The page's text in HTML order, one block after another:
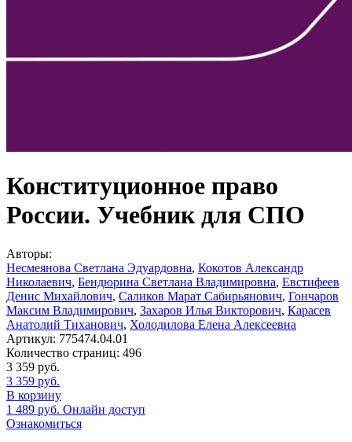
Конституционное право
России. Учебник для СПО
Авторы:
Несмеянова Светлана Эдуардовна, Кокотов Александр
Николаевич, Бендюрина Светлана Владимировна, Евстифеев
Денис Михайлович, Саликов Марат Сабирьянович, Гончаров
Максим Владимирович, Захаров Илья Викторович, Карасев
Анатолий Тиханович, Холодилова Елена Алексеевна
Артикул: 775474.04.01
Количество страниц: 496
3 359 руб.
3 359 руб.
В корзину
1 489 руб. Онлайн доступ
Ознакомиться